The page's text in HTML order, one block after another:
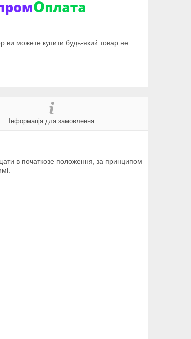
ви можете купити будь-який товар не
Інформація для замовлення
в початкове положення, за принципом